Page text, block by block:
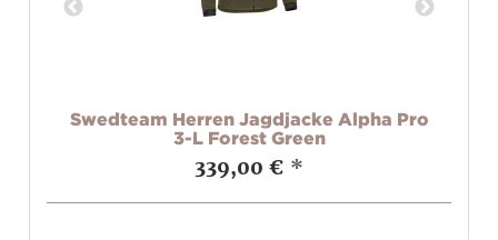
Swedteam Herren Jagdjacke Alpha Pro
3-L Forest Green
339,00 € *